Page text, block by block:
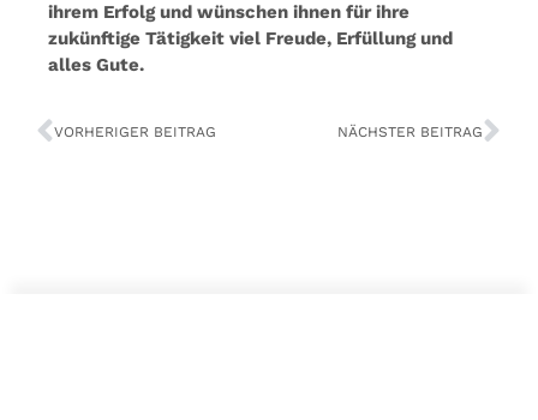
ihrem Erfolg und wünschen ihnen für ihre
zukünftige Tätigkeit viel Freude, Erfüllung und
alles Gute.
VORHERIGER BEITRAG NÄCHSTER BEITRAG